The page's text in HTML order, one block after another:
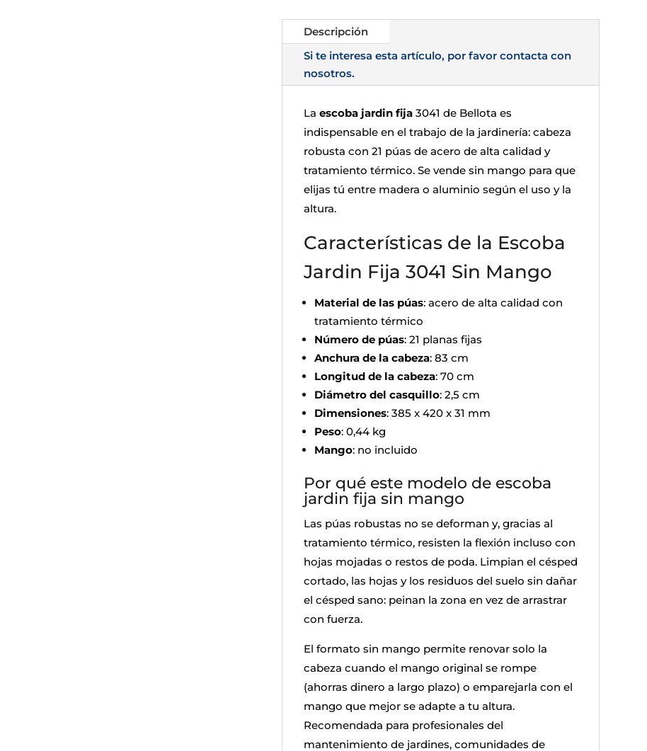
Descripción
Si te interesa esta artículo, por favor contacta con
nosotros.
La escoba jardin fija3041 de Bellota es
indispensable en el trabajo de la jardinería: cabeza
robusta con 21 púas de acero de alta calidad y
tratamiento térmico. Se vende sin mango para que
elijas tú entre madera o aluminio según el uso y la
altura.
Características de la Escoba
Jardin Fija 3041 Sin Mango
Material de las púas: acero de alta calidad con
tratamiento térmico
Número de púas: 21 planas fijas
Anchura de la cabeza: 83 cm
Longitud de la cabeza: 70 cm
Diámetro del casquillo: 2,5 cm
Dimensiones: 385 x 420 x 31 mm
Peso: 0,44 kg
Mango: no incluido
Por qué este modelo de escoba
jardin fija sin mango
Las púas robustas no se deforman y, gracias al
tratamiento térmico, resisten la flexión incluso con
hojas mojadas o restos de poda. Limpian el césped
cortado, las hojas y los residuos del suelo sin dañar
el césped sano: peinan la zona en vez de arrastrar
con fuerza.
El formato sin mango permite renovar solo la
cabeza cuando el mango original se rompe
(ahorras dinero a largo plazo) o emparejarla con el
mango que mejor se adapte a tu altura.
Recomendada para profesionales del
mantenimiento de jardines, comunidades de